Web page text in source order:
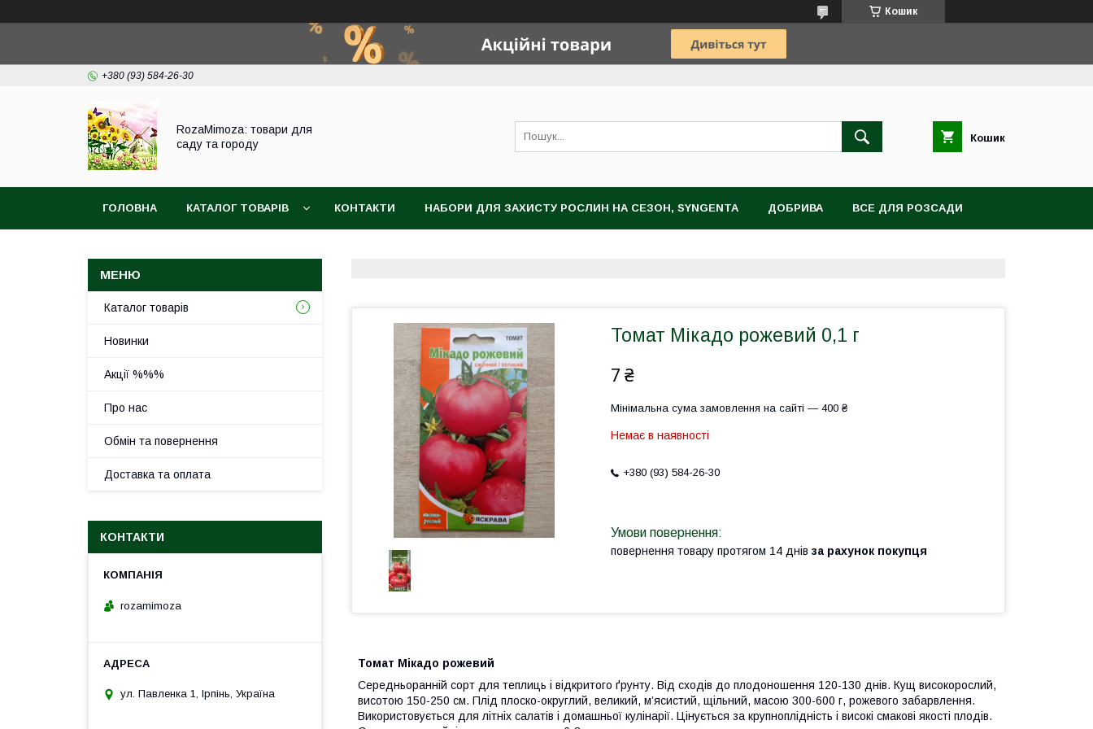
Кошик
+380 (93) 584-26-30
RozaMimoza: товари для
саду та городу
Кошик
ГОЛОВНА КАТАЛОГ ТОВАРІВ КОНТАКТИ НАБОРИ ДЛЯ ЗАХИСТУ РОСЛИН НА СЕЗОН, SYNGENTA ДОБРИВА ВСЕ ДЛЯ РОЗСАДИ
Томат Мікадо рожевий 0,1 г
7 ₴
Мінімальна сума замовлення на сайті — 400 ₴
Немає в наявності
+380 (93) 584-26-30
повернення товару протягом 14 днів за рахунок покупця
Томат Мікадо рожевий
Середньоранній сорт для теплиць і відкритого ґрунту. Від сходів до плодоношення 120-130 днів. Кущ високорослий,
висотою 150-250 см. Плід плоско-округлий, великий, м’ясистий, щільний, масою 300-600 г, рожевого забарвлення.
Використовується для літніх салатів і домашньої кулінарії. Цінується за крупноплідність і високі смакові якості плодів.
Каталог товарів
Новинки
Акції %%%
Про нас
Обмін та повернення
Доставка та оплата
КОНТАКТИ
rozamimoza
ул. Павленка 1, Ірпінь, Україна